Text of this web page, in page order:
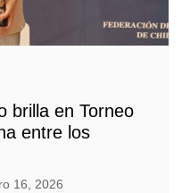
brilla en Torneo
entre los
16, 2026